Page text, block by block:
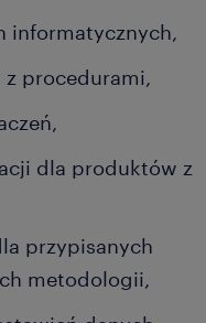
informatycznych,
procedurami,
dla produktów z
przypisanych
metodologii,